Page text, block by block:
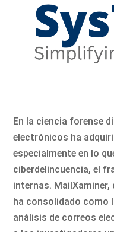
En la ciencia forense
electrónicos ha
especialmente en lo
ciberdelincuencia, el
internas.
ha consolidado como
análisis de correos